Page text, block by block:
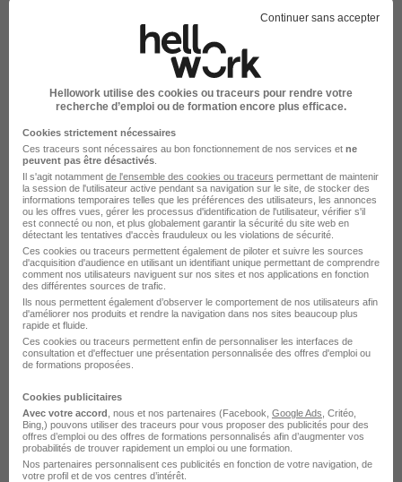
Technicien Reseaux H/F
PROMAN
Artix - 64 Intérim 12,31 € / heure 3 mois
Voir l’offre
il y a 1 jour
Technicien Réseau Eau Potable H/F
Manpower France
Nevers - 58 Intérim 13 € / heure
Début le 1 sept.
+ 1
Continuer sans accepter
Hellowork utilise des cookies ou traceurs pour rendre votre
recherche d’emploi ou de formation encore plus efficace.
Cookies strictement nécessaires
Ces traceurs sont nécessaires au bon fonctionnement de nos services et ne
peuvent pas être désactivés
Il s'agit notamment de l'ensemble des cookies ou traceurs permettant de maintenir
la session de l'utilisateur active pendant sa navigation sur le site, de stocker des
informations temporaires telles que les préférences des utilisateurs, les annonces
ou les offres vues, gérer les processus d'identification de l'utilisateur, vérifier s'il
est connecté ou non, et plus globalement garantir la sécurité du site web en
détectant les tentatives d'accès frauduleux ou les violations de sécurité.
Ces cookies ou traceurs permettent également de piloter et suivre les sources
d'acquisition d'audience en utilisant un identifiant unique permettant de comprendre
comment nos utilisateurs naviguent sur nos sites et nos applications en fonction
des différentes sources de trafic.
Ils nous permettent également d’observer le comportement de nos utilisateurs afin
d'améliorer nos produits et rendre la navigation dans nos sites beaucoup plus
rapide et fluide.
Ces cookies ou traceurs permettent enfin de personnaliser les interfaces de
consultation et d'effectuer une présentation personnalisée des offres d'emploi ou
de formations proposées.
Cookies publicitaires
Avec votre accord , nous et nos partenaires (Facebook, Google Ads , Critéo,
Bing,) pouvons utiliser des traceurs pour vous proposer des publicités pour des
offres d’emploi ou des offres de formations personnalisés afin d’augmenter vos
probabilités de trouver rapidement un emploi ou une formation.
Nos partenaires personnalisent ces publicités en fonction de votre navigation, de
votre profil et de vos centres d’intérêt.